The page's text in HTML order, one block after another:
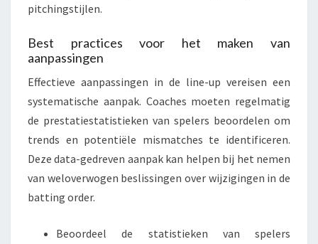
pitchingstijlen.
Best practices voor het maken van
aanpassingen
Effectieve aanpassingen in de line-up vereisen een
systematische aanpak. Coaches moeten regelmatig
de prestatiestatistieken van spelers beoordelen om
trends en potentiële mismatches te identificeren.
Deze data-gedreven aanpak kan helpen bij het nemen
van weloverwogen beslissingen over wijzigingen in de
batting order.
Beoordeel de statistieken van spelers